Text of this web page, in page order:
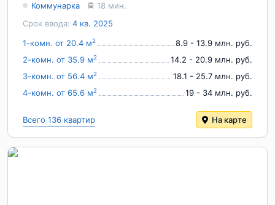
Срок ввода: 4 кв. 2025
Коммунарка 18 мин.
1-комн. от 20.4 м2
8.9 - 13.9 млн. руб.
2-комн. от 35.9 м2
14.2 - 20.9 млн. руб.
3-комн. от 56.4 м2
18.1 - 25.7 млн. руб.
4-комн. от 65.6 м2 19 - 34 млн. руб.
Всего 136 квартир На карте